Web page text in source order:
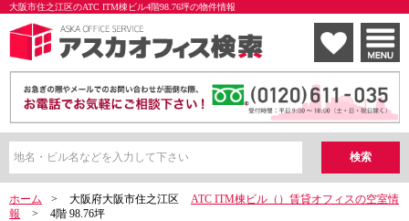
大阪市住之江区のATC ITM棟ビル4階98.76坪の物件情報
ホーム > 大阪府大阪市住之江区
ATC ITM棟ビル（）賃貸オフィスの空室情
報
> 4階 98.76坪